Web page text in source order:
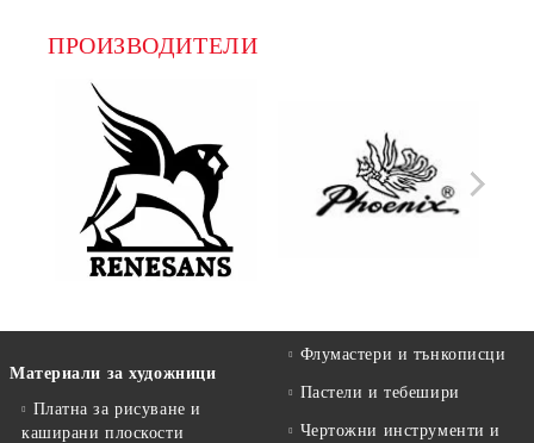
ПРОИЗВОДИТЕЛИ
Материали за художници
Платна за рисуване и
каширани плоскости
Флумастери и тънкописци
Пастели и тебешири
Чертожни инструменти и